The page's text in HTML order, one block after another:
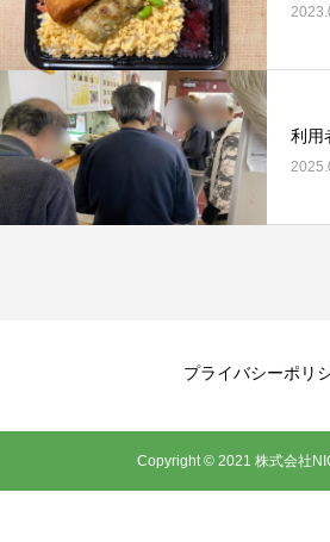
利用
プライバシーポリ
Copyright © 2021 株式会社